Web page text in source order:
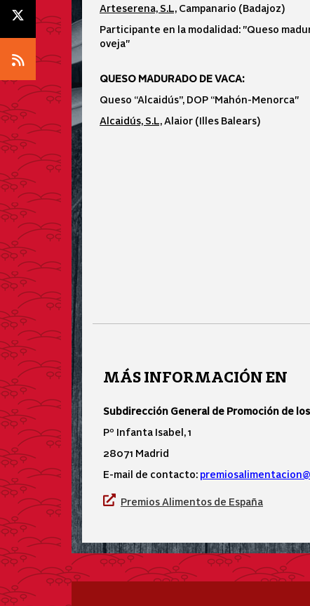
Icono X
Icono RSS
Arteserena, S.L, Campanario (Badajoz)
Participante en la modalidad: "Queso
oveja"
QUESO MADURADO DE VACA:
Queso “Alcaidús”, DOP “Mahón-Menorca"
Alcaidús, S.L,Alaior (Illes Balears)
MÁS INFORMACIÓN EN
Subdirección General de Promoción de
Pº Infanta Isabel, 1
28071 Madrid
E-mail de contacto:
Premios Alimentos de España